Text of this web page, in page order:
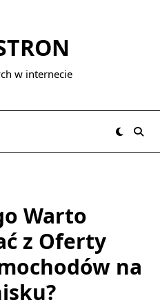
w internecie
Warto
z Oferty
na